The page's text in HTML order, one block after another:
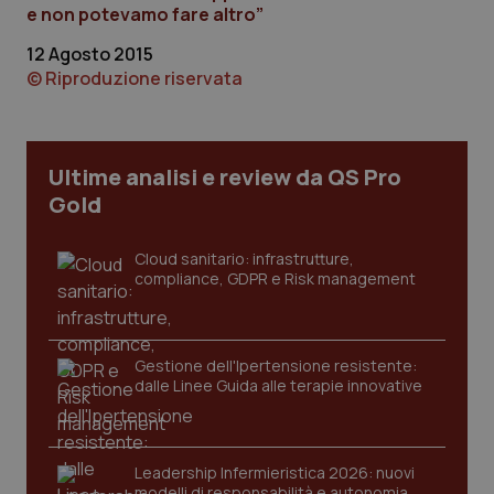
e non potevamo fare altro”
12 Agosto 2015
© Riproduzione riservata
Ultime analisi e review da QS Pro
Gold
Cloud sanitario: infrastrutture,
compliance, GDPR e Risk management
Gestione dell'Ipertensione resistente:
dalle Linee Guida alle terapie innovative
Leadership Infermieristica 2026: nuovi
Necessari Statistici
Marketing
Preferenze
I cookie necessari contribuiscono a rendere fruibile il
protette del sito. Il sito web non è in grado di
funzionare correttamente senza questi cookie.
Nome
ps_abtest_uid
www.quotidianosanitaclub.it